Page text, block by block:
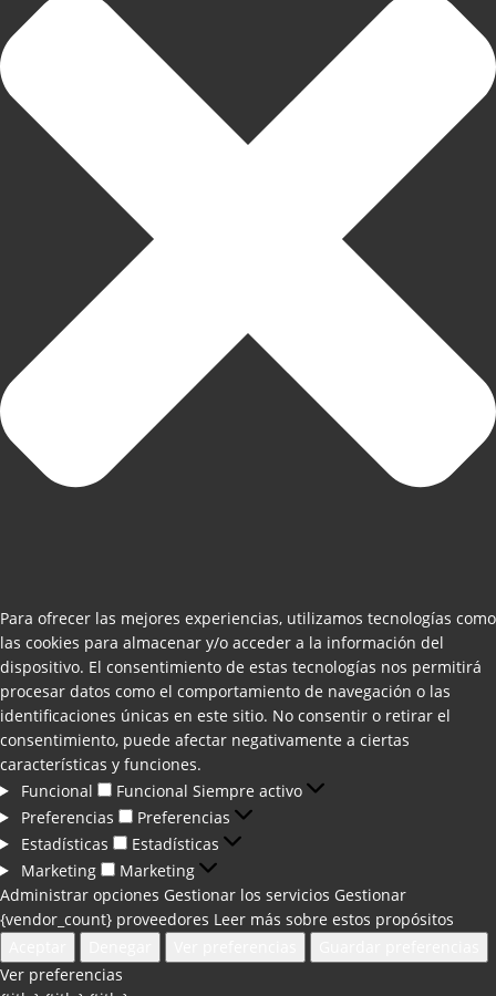
Para ofrecer las mejores experiencias, utilizamos tecnologías como
las cookies para almacenar y/o acceder a la información del
dispositivo. El consentimiento de estas tecnologías nos permitirá
procesar datos como el comportamiento de navegación o las
identificaciones únicas en este sitio. No consentir o retirar el
consentimiento, puede afectar negativamente a ciertas
características y funciones.
Funcional
Funcional Siempre activo
Preferencias
Preferencias
Estadísticas
Estadísticas
Marketing
Marketing
Administrar opciones Gestionar los servicios Gestionar
{vendor_count} proveedores Leer más sobre estos propósitos
Ver preferencias